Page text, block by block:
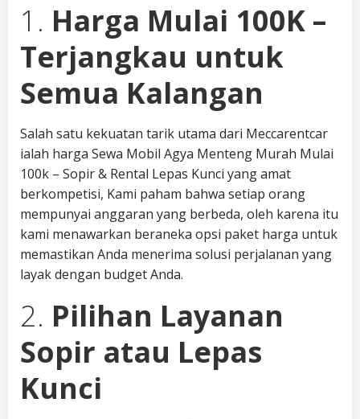
1. Harga Mulai 100K –
Terjangkau untuk
Semua Kalangan
Salah satu kekuatan tarik utama dari Meccarentcar
ialah harga Sewa Mobil Agya Menteng Murah Mulai
100k – Sopir & Rental Lepas Kunci yang amat
berkompetisi, Kami paham bahwa setiap orang
mempunyai anggaran yang berbeda, oleh karena itu
kami menawarkan beraneka opsi paket harga untuk
memastikan Anda menerima solusi perjalanan yang
layak dengan budget Anda.
2. Pilihan Layanan
Sopir atau Lepas
Kunci